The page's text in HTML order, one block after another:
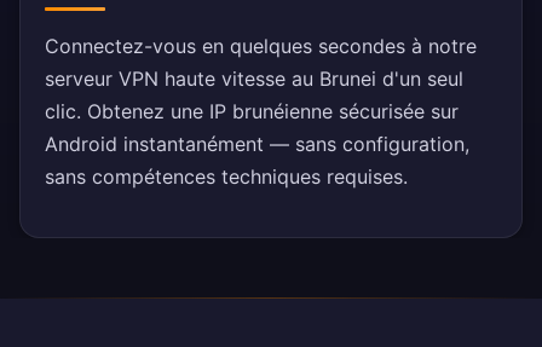
Connectez-vous en quelques secondes à notre
serveur VPN haute vitesse au Brunei d'un seul
clic. Obtenez une IP brunéienne sécurisée sur
Android instantanément — sans configuration,
sans compétences techniques requises.